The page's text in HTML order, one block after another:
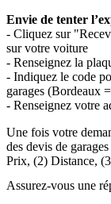
Envie de tenter
- Cliquez sur
sur votre voiture
- Renseignez la
- Indiquez le code
garages (Bordeaux
- Renseignez votre
Une fois votre
des devis de
Prix, (2) Distance,
Assurez-vous une